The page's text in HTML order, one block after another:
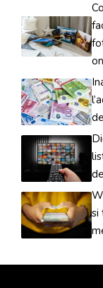
si